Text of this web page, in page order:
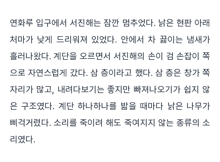
연화루 입구에서 서진해는 잠깐 멈추었다. 낡은 현판 아래
처마가 낮게 드리워져 있었다. 안에서 차 끓이는 냄새가
흘러나왔다. 계단을 오르면서 서진해의 손이 검 손잡이 쪽
으로 자연스럽게 갔다. 삼 층이라고 했다. 삼 층은 창가 쪽
자리가 많고, 내려다보기는 좋지만 빠져나오기가 쉽지 않
은 구조였다. 계단 하나하나를 밟을 때마다 낡은 나무가
삐걱거렸다. 소리를 죽이려 해도 죽여지지 않는 종류의 소
리였다.